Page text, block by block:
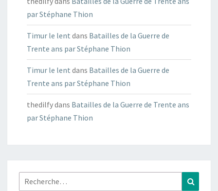
par Stéphane Thion
Timur le lent dans Batailles de la Guerre de
Trente ans par Stéphane Thion
Timur le lent dans Batailles de la Guerre de
Trente ans par Stéphane Thion
thedilfydans Batailles de la Guerre de Trente ans
par Stéphane Thion
Rechercher :